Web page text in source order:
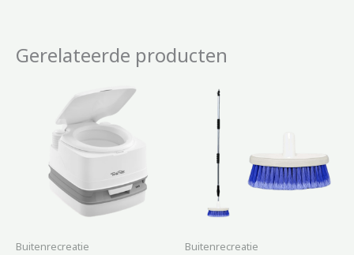
Gerelateerde producten
Buitenrecreatie Buitenrecreatie